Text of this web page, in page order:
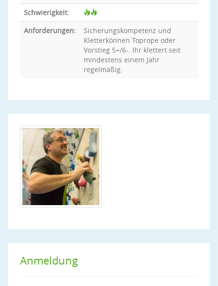
Schwierigkeit:
Anforderungen:
Sicherungskompetenz und
Kletterkönnen Toprope oder
Vorstieg 5+/6-. Ihr klettert seit
mindestens einem Jahr
regelmäßig.
Anmeldung